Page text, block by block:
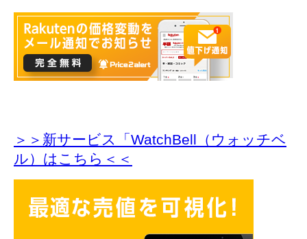
＞＞新サービス「WatchBell（ウォッチベ
ル）はこちら＜＜